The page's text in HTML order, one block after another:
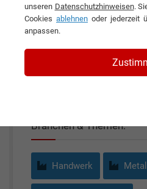
ROHWER
METALLBAU
Branchen & Themen:
Handwerk Metall
unseren Datenschutzhinweisen.
Cookies ablehnen oder jederzeit
anpassen.